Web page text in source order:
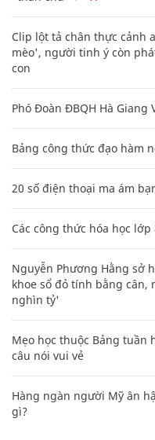
Clip lột tả chân thực cảnh
mèo', người tinh ý còn
con
Phó Đoàn ĐBQH Hà
Bảng công thức đạo hàm
20 số điện thoại ma ám
Các công thức hóa học
Nguyễn Phương Hằng sở
khoe sổ đỏ tính bằng cân,
nghìn tỷ'
Mẹo học thuộc Bảng tuần
câu nói vui vẻ
Hàng ngàn người Mỹ ân
gì?